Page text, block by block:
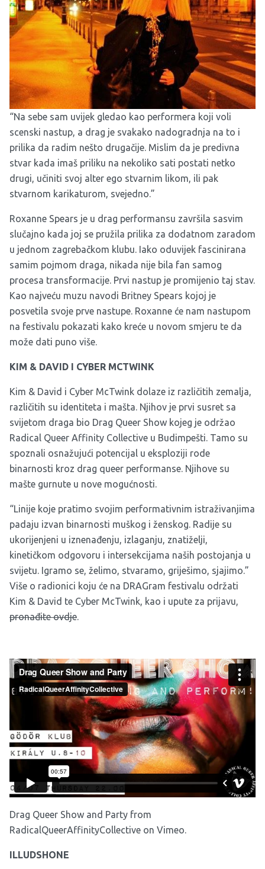
“Na sebe sam uvijek gledao kao performera koji voli
scenski nastup, a drag je svakako nadogradnja na to i
prilika da radim nešto drugačije. Mislim da je predivna
stvar kada imaš priliku na nekoliko sati postati netko
drugi, učiniti svoj alter ego stvarnim likom, ili pak
stvarnom karikaturom, svejedno.”
Roxanne Spears je u drag performansu završila sasvim
slučajno kada joj se pružila prilika za dodatnom zaradom
u jednom zagrebačkom klubu. Iako oduvijek fascinirana
samim pojmom draga, nikada nije bila fan samog
procesa transformacije. Prvi nastup je promijenio taj stav.
Kao najveću muzu navodi Britney Spears kojoj je
posvetila svoje prve nastupe. Roxanne će nam nastupom
na festivalu pokazati kako kreće u novom smjeru te da
može dati puno više.
KIM & DAVID I CYBER MCTWINK
Kim & David i Cyber McTwink dolaze iz različitih zemalja,
različitih su identiteta i mašta. Njihov je prvi susret sa
svijetom draga bio Drag Queer Show kojeg je održao
Radical Queer Affinity Collective u Budimpešti. Tamo su
spoznali osnažujući potencijal u eksploziji rode
binarnosti kroz drag queer performanse. Njihove su
mašte gurnute u nove mogućnosti.
“Linije koje pratimo svojim performativnim istraživanjima
padaju izvan binarnosti muškog i ženskog. Radije su
ukorijenjeni u iznenađenju, izlaganju, znatiželji,
kinetičkom odgovoru i intersekcijama naših postojanja u
svijetu. Igramo se, želimo, stvaramo, griješimo, sjajimo.”
Više o radionici koju će na DRAGram festivalu održati
Kim & David te Cyber McTwink, kao i upute za prijavu,
pronađite ovdje
Drag Queer Show and Party from
RadicalQueerAffinityCollective on Vimeo
ILLUDSHONE